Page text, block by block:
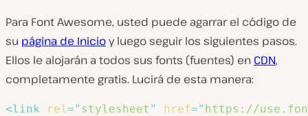
Para Font Awesome, usted puede agarrar el código de
su página de Inicioy luego seguir los siguientes pasos.
Ellos le alojarán a todos sus fonts (fuentes) en CDN,
completamente gratis. Lucirá de esta manera:
<link rel =" stylesheet " href=" https://